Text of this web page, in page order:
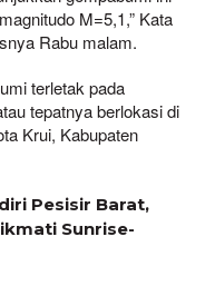
M=5,1,” Kata
Rabu malam.
terletak pada
tepatnya berlokasi di
Krui, Kabupaten
Pesisir Barat,
Sunrise-